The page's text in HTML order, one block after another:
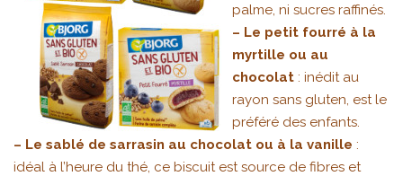
palme, ni sucres raffinés.
– Le petit fourré à la
myrtille ou au
chocolat : inédit au
rayon sans gluten, est le
préféré des enfants.
– Le sablé de sarrasin au chocolat ou à la vanille :
idéal à l’heure du thé, ce biscuit est source de fibres et